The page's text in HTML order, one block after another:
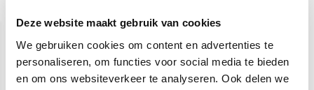
Deze website maakt gebruik van cookies
We gebruiken cookies om content en advertenties te
personaliseren, om functies voor social media te bieden
en om ons websiteverkeer te analyseren. Ook delen we